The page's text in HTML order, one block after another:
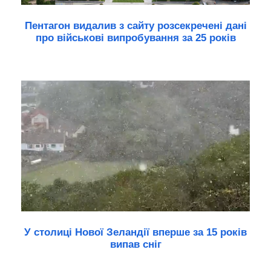
Пентагон видалив з сайту розсекречені дані
про військові випробування за 25 років
У столиці Нової Зеландії вперше за 15 років
випав сніг